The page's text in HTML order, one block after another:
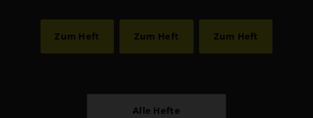
Zum Heft Zum Heft Zum Heft
Alle Hefte